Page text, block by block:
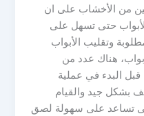
من الأخشاب على ان
حتى تسهل على
وتقليب الأبواب
هناك عدد من
قبل البدء في عملية
بشكل جيد والقيام
تساعد على سهولة لصق